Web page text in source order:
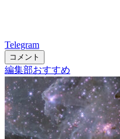
Telegram
コメント
編集部おすすめ